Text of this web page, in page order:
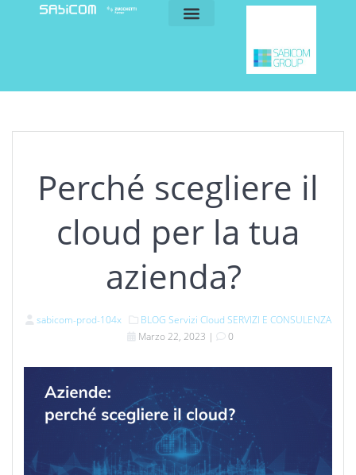
Perché scegliere il
cloud per la tua
azienda?
sabicom-prod-104x BLOG Servizi Cloud SERVIZI E CONSULENZA
Marzo 22, 2023 | 0